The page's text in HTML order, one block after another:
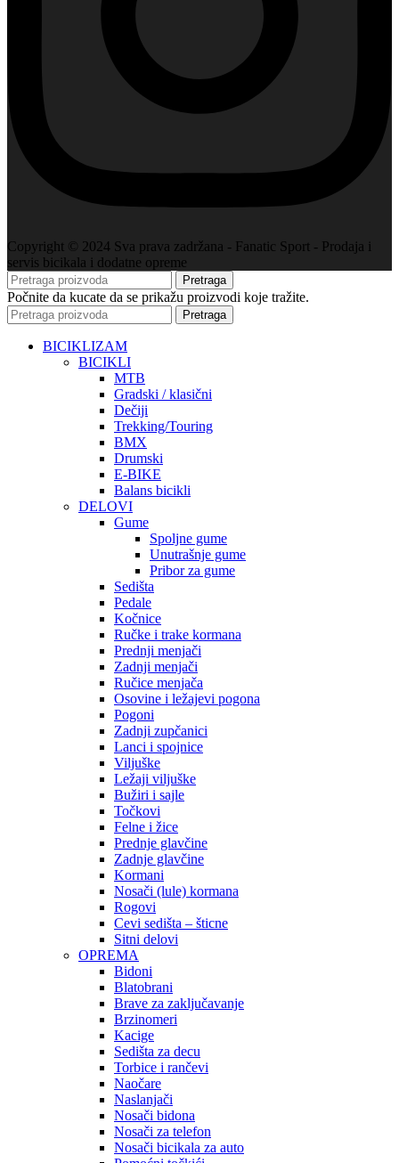
Copyright © 2024 Sva prava zadržana - Fanatic Sport - Prodaja i
servis bicikala i dodatne opreme
Pretraga
Počnite da kucate da se prikažu proizvodi koje tražite.
Pretraga
BICIKLIZAM
BICIKLI
MTB
Gradski / klasični
Dečiji
Trekking/Touring
BMX
Drumski
E-BIKE
Balans bicikli
DELOVI
Gume
Spoljne gume
Unutrašnje gume
Pribor za gume
Sedišta
Pedale
Kočnice
Ručke i trake kormana
Prednji menjači
Zadnji menjači
Ručice menjača
Osovine i ležajevi pogona
Pogoni
Zadnji zupčanici
Lanci i spojnice
Viljuške
Ležaji viljuške
Bužiri i sajle
Točkovi
Felne i žice
Prednje glavčine
Zadnje glavčine
Kormani
Nosači (lule) kormana
Rogovi
Cevi sedišta – šticne
Sitni delovi
OPREMA
Bidoni
Blatobrani
Brave za zaključavanje
Brzinomeri
Kacige
Sedišta za decu
Torbice i rančevi
Naočare
Naslanjači
Nosači bidona
Nosači za telefon
Nosači bicikala za auto